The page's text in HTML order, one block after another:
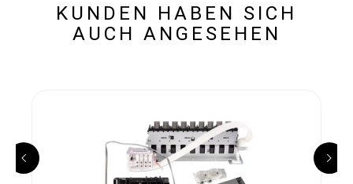
KUNDEN HABEN SICH
AUCH ANGESEHEN